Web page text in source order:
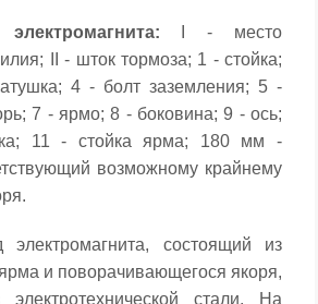
I - место
II - шток тормоза; 1 - стойка;
4 - болт заземления; 5 -
7 - ярмо; 8 - боковина; 9 - ось;
11 - стойка ярма; 180 мм -
возможному крайнему
электромагнита, состоящий из
и поворачивающегося якоря,
электротехнической стали. На